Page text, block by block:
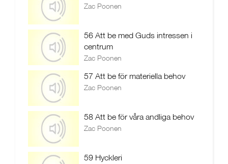
Zac Poonen
56 Att be med Guds intressen i
centrum
Zac Poonen
57 Att be för materiella behov
Zac Poonen
58 Att be för våra andliga behov
Zac Poonen
59 Hyckleri